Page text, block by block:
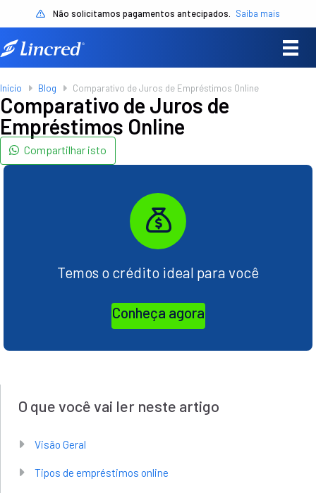
Não solicitamos pagamentos antecipados. Saiba mais
Início Blog Comparativo de Juros de Empréstimos Online
Comparativo de Juros de
Empréstimos Online
Compartilhar isto
Temos o crédito ideal para você
Conheça agora
O que você vai ler neste artigo
Visão Geral
Tipos de empréstimos online